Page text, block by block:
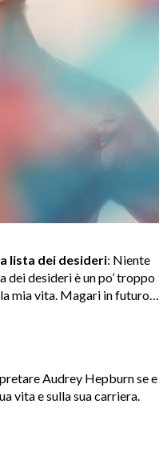
lista dei desideri: Niente
dei desideri è un po’ troppo
mia vita. Magari in futuro…
Audrey Hepburn se e
vita e sulla sua carriera.